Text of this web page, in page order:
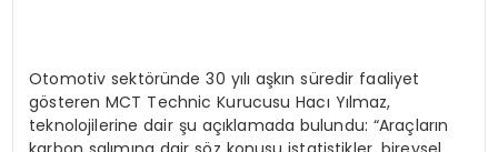
Otomotiv sektöründe 30 yılı aşkın süredir faaliyet
gösteren MCT Technic Kurucusu Hacı Yılmaz,
teknolojilerine dair şu açıklamada bulundu: “Araçların